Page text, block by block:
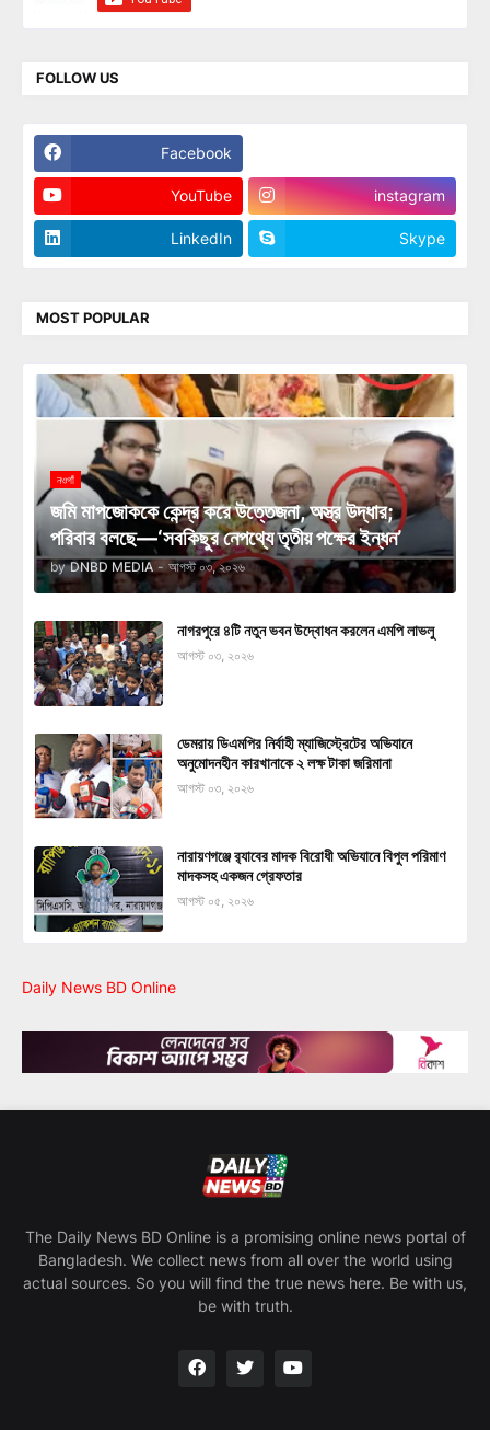
FOLLOW US
Facebook
YouTube instagram
LinkedIn Skype
MOST POPULAR
নওগাঁ
জমি মাপজোককে কেন্দ্র করে উত্তেজনা, অস্ত্র উদ্ধার;
পরিবার বলছে—‘সবকিছুর নেপথ্যে তৃতীয় পক্ষের ইন্ধন’
by DNBD MEDIA - আগস্ট ০৩, ২০২৬
নাগরপুরে ৪টি নতুন ভবন উদ্বোধন করলেন এমপি লাভলু
আগস্ট ০৩, ২০২৬
ডেমরায় ডিএমপির নির্বাহী ম্যাজিস্ট্রেটের অভিযানে
অনুমোদনহীন কারখানাকে ২ লক্ষ টাকা জরিমানা
আগস্ট ০৩, ২০২৬
নারায়ণগঞ্জে র‍্যাবের মাদক বিরোধী অভিযানে বিপুল পরিমাণ
মাদকসহ একজন গ্রেফতার
আগস্ট ০৫, ২০২৬
Daily News BD Online
The Daily News BD Online is a promising online news portal of
Bangladesh. We collect news from all over the world using
actual sources. So you will find the true news here. Be with us,
be with truth.